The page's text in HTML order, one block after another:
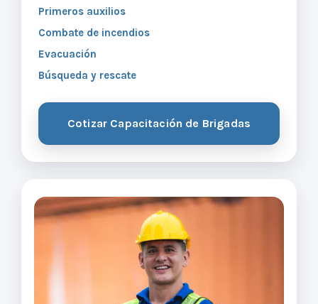
Primeros auxilios
Combate de incendios
Evacuación
Búsqueda y rescate
Cotizar Capacitación de Brigadas